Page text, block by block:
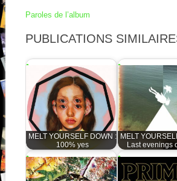
Paroles de l’album
PUBLICATIONS
MELT YOURSELF DOWN :
100% yes
MELT
Last evenings